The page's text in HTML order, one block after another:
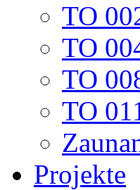
TO
TO
TO
TO
Projekte